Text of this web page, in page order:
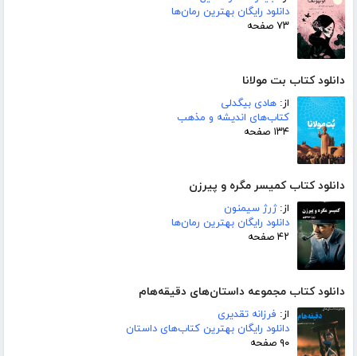
دانلود رایگان بهترین رمان‌ها
۷۳ صفحه
دانلود کتاب بت مولانا
از: هادی بیگدلی
کتاب‌های اندیشه و مذهب
۱۳۴ صفحه
دانلود کتاب کمیسر مگره و پیرزن
از:ژرژ سیمنون
دانلود رایگان بهترین رمان‌ها
۴۲ صفحه
دانلود کتاب مجموعه داستان‌های دقیقه‌هام
از: فرزانه تقدیری
دانلود رایگان بهترین کتاب‌های داستان
۹۰ صفحه